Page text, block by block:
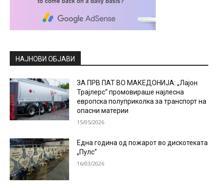
НАЈНОВИ ОБЈАВИ
ЗА ПРВ ПАТ ВО МАКЕДОНИЈА: „Лајон
Трајлерс“ промовираше најлесна
европска полуприколка за транспорт на
опасни материи
15/05/2026
Една година од пожарот во дискотеката
„Пулс“
16/03/2026